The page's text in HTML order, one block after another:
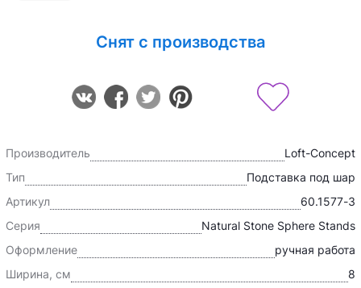
Снят с производства
Производитель
Loft-Concept
Тип
Подставка под шар
Артикул
60.1577-3
Серия
Natural Stone Sphere Stands
Оформление
ручная работа
Ширина, см
8